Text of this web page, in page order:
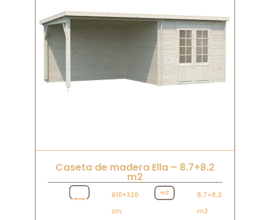
Caseta de madera Ella – 8.7+8.2
m2
610×320
cm
8,7+8,2
m2